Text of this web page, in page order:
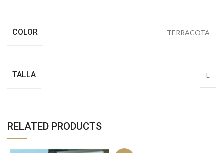
COLOR TERRACOTA
TALLA L
RELATED PRODUCTS